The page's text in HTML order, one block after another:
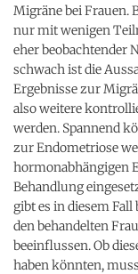
Migräne bei Frauen.
nur mit wenigen
eher beobachtender
schwach ist die
Ergebnisse zur
also weitere
werden. Spannend
zur Endometriose
hormonabhängigen
Behandlung
gibt es in diesem
den behandelten
beeinflussen. Ob
haben könnten,